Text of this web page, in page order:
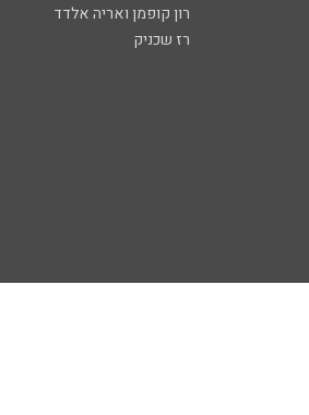
רון קופמן ואריה אלדד
רז שכניק